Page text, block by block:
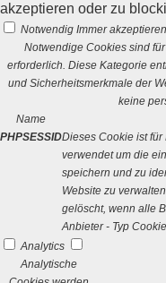
akzeptieren oder zu
Notwendig Immer akzeptieren
Notwendige Cookies sind
erforderlich. Diese Kategorie
und Sicherheitsmerkmale der
keine
Name
PHPSESSIDDieses Cookie ist
verwendet um die
speichern und zu
Website zu
gelöscht, wenn alle
Anbieter - Typ Cookie
Analytics
Analytische